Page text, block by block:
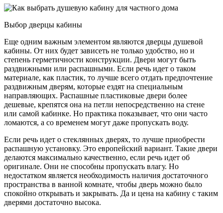
Выбор дверцы кабины
Еще одним важным элементом являются дверцы душевой
кабины. От них будет зависеть не только удобство, но и
степень герметичности конструкции. Двери могут быть
раздвижными или распашными. Если речь идет о таком
материале, как пластик, то лучше всего отдать предпочтение
раздвижным дверям, которые ездят на специальным
направляющих. Распашные пластиковые двери более
дешевые, крепятся она на петли непосредственно на стене
или самой кабинке. Но практика показывает, что они часто
ломаются, а со временем могут даже пропускать воду.
Если речь идет о стеклянных дверях, то лучше приобрести
распашную установку. Это европейский вариант. Такие двери
делаются максимально качественно, если речь идет об
оригинале. Они не способны пропускать влагу. Но
недостатком является необходимость наличия достаточного
пространства в ванной комнате, чтобы дверь можно было
спокойно открывать и закрывать. Да и цена на кабину с таким
дверями достаточно высока.